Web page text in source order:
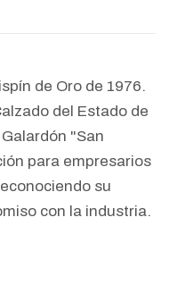
de Oro de 1976.
del Estado de
"San
para empresarios
su
con la industria.